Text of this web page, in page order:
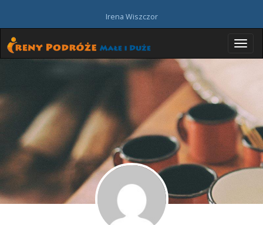
Irena Wiszczor
r
z